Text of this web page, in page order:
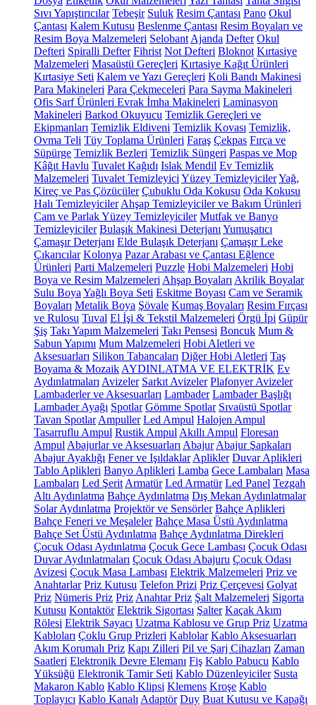
Sıvı Yapıştırıcılar Tebeşir Suluk Resim Çantası Pano Okul
Çantası Kalem Kutusu Beslenme Çantası Resim Boyaları ve
Resim Boya Malzemeleri Selobant Ajanda Defter Okul
Defteri Spiralli Defter Fihrist Not Defteri Bloknot Kırtasiye
Malzemeleri Masaüstü Gereçleri Kırtasiye Kağıt Ürünleri
Kırtasiye Seti Kalem ve Yazı Gereçleri Koli Bandı Makinesi
Para Makineleri Para Çekmeceleri Para Sayma Makineleri
Ofis Sarf Ürünleri Evrak İmha Makineleri Laminasyon
Makineleri Barkod Okuyucu Temizlik Gereçleri ve
Ekipmanları Temizlik Eldiveni Temizlik Kovası Temizlik,
Ovma Teli Tüy Toplama Ürünleri Faraş Çekpas Fırça ve
Süpürge Temizlik Bezleri Temizlik Süngeri Paspas ve Mop
Kâğıt Havlu Tuvalet Kağıdı Islak Mendil Ev Temizlik
Malzemeleri Tuvalet Temizleyici Yüzey TemizleyicilerYağ,
Kireç ve Pas Çözücüler Çubuklu Oda Kokusu Oda Kokusu
Halı Temizleyiciler Ahşap Temizleyiciler ve Bakım Ürünleri
Cam ve Parlak Yüzey Temizleyiciler Mutfak ve Banyo
Temizleyiciler Bulaşık Makinesi Deterjanı Yumuşatıcı
Çamaşır Deterjanı Elde Bulaşık Deterjanı Çamaşır Leke
Çıkarıcılar Kolonya Pazar Arabası ve Çantası Eğlence
Ürünleri Parti Malzemeleri Puzzle Hobi Malzemeleri Hobi
Boya ve Resim Malzemeleri Ahşap Boyaları Akrilik Boyalar
Sulu Boya Yağlı Boya Seti Eskitme Boyası Cam ve Seramik
Boyaları Metalik Boya Şövale Kumaş Boyaları Resim Fırçası
ve Rulosu Tuval El İşi & Tekstil Malzemeleri Örgü İpi Güpür
Şiş Takı Yapım Malzemeleri Takı Pensesi Boncuk Mum &
Sabun Yapımı Mum Malzemeleri Hobi Aletleri ve
Aksesuarları Silikon Tabancaları Diğer Hobi Aletleri Taş
Boyama & Mozaik AYDINLATMA VE ELEKTRİK Ev
Aydınlatmaları Avizeler Sarkıt Avizeler Plafonyer Avizeler
Lambaderler ve Aksesuarları Lambader Lambader Başlığı
Lambader Ayağı Spotlar Gömme Spotlar Sıvaüstü Spotlar
Tavan Spotlar Ampuller Led Ampul Halojen Ampul
Tasarruflu Ampul Rustik Ampul Akıllı Ampul Floresan
Ampul Abajurlar ve Aksesuarları Abajur Abajur Şapkaları
Abajur Ayaklığı Fener ve Işıldaklar Aplikler Duvar Aplikleri
Tablo Aplikleri Banyo Aplikleri Lamba Gece Lambaları Masa
Lambaları Led Şerit Armatür Led Armatür Led Panel Tezgah
Altı Aydınlatma Bahçe Aydınlatma Dış Mekan Aydınlatmalar
Solar Aydınlatma Projektör ve Sensörler Bahçe Aplikleri
Bahçe Feneri ve Meşaleler Bahçe Masa Üstü Aydınlatma
Bahçe Set Üstü Aydınlatma Bahçe Aydınlatma Direkleri
Çocuk Odası Aydınlatma Çocuk Gece Lambası Çocuk Odası
Duvar Aydınlatmaları Çocuk Odası Abajuru Çocuk Odası
Avizesi Çocuk Masa Lambası Elektrik Malzemeleri Priz ve
Anahtarlar Priz Kutusu Telefon Prizi Priz Çerçevesi Golyat
Priz Nümeris Priz Priz Anahtar Priz Şalt Malzemeleri Sigorta
Kutusu Kontaktör Elektrik Sigortası Şalter Kaçak Akım
Rölesi Elektrik Sayacı Uzatma Kablosu ve Grup Priz Uzatma
Kabloları Çoklu Grup Prizleri Kablolar Kablo Aksesuarları
Akım Korumalı Priz Kapı Zilleri Pil ve Şarj Cihazları Zaman
Saatleri Elektronik Devre Elemanı Fiş Kablo Pabucu Kablo
Yüksüğü Elektronik Tamir Seti Kablo Düzenleyiciler Susta
Makaron Kablo Kablo Klipsi Klemens Kroşe Kablo
Toplayıcı Kablo Kanalı Adaptör Duy Buat Kutusu ve Kapağı